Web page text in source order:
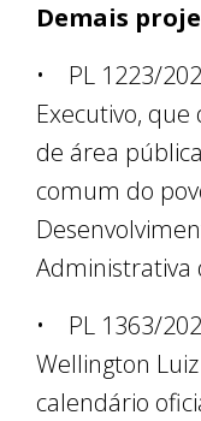
Demais
• PL 1223/
Executivo,
de área
comum do
Administrativa
• PL 1363/
Wellington
calendário